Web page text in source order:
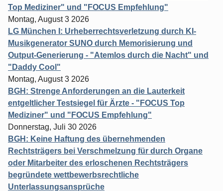
Top Mediziner" und "FOCUS Empfehlung"
Montag, August 3 2026
LG München I: Urheberrechtsverletzung durch KI-
Musikgenerator SUNO durch Memorisierung und
Output-Generierung - "Atemlos durch die Nacht" und
"Daddy Cool"
Montag, August 3 2026
BGH: Strenge Anforderungen an die Lauterkeit
entgeltlicher Testsiegel für Ärzte - "FOCUS Top
Mediziner" und "FOCUS Empfehlung"
Donnerstag, Juli 30 2026
BGH: Keine Haftung des übernehmenden
Rechtsträgers bei Verschmelzung für durch Organe
oder Mitarbeiter des erloschenen Rechtsträgers
begründete wettbewerbsrechtliche
Unterlassungsansprüche